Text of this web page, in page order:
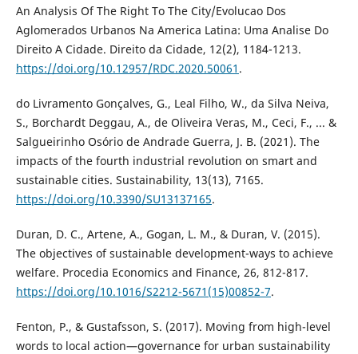
An Analysis Of The Right To The City/Evolucao Dos
Aglomerados Urbanos Na America Latina: Uma Analise Do
Direito A Cidade. Direito da Cidade, 12(2), 1184-1213.
https://doi.org/10.12957/RDC.2020.50061 .
do Livramento Gonçalves, G., Leal Filho, W., da Silva Neiva,
S., Borchardt Deggau, A., de Oliveira Veras, M., Ceci, F., ... &
Salgueirinho Osório de Andrade Guerra, J. B. (2021). The
impacts of the fourth industrial revolution on smart and
sustainable cities. Sustainability, 13(13), 7165.
https://doi.org/10.3390/SU13137165.
Duran, D. C., Artene, A., Gogan, L. M., & Duran, V. (2015).
The objectives of sustainable development-ways to achieve
welfare. Procedia Economics and Finance, 26, 812-817.
https://doi.org/10.1016/S2212-5671(15)00852-7.
Fenton, P., & Gustafsson, S. (2017). Moving from high-level
words to local action—governance for urban sustainability